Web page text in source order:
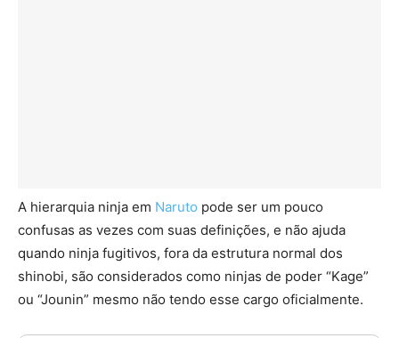
A hierarquia ninja em Naruto pode ser um pouco
confusas as vezes com suas definições, e não ajuda
quando ninja fugitivos, fora da estrutura normal dos
shinobi, são considerados como ninjas de poder “Kage”
ou “Jounin” mesmo não tendo esse cargo oficialmente.